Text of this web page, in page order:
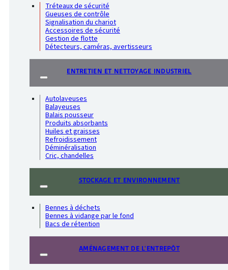
Tréteaux de sécurité
Gueuses de contrôle
Signalisation du chariot
Accessoires de sécurité
Gestion de flotte
Détecteurs, caméras, avertisseurs
ENTRETIEN ET NETTOYAGE INDUSTRIEL
Autolaveuses
Balayeuses
Balais pousseur
Produits absorbants
Huiles et graisses
Refroidissement
Déminéralisation
Cric, chandelles
STOCKAGE ET ENVIRONNEMENT
Bennes à déchets
Bennes à vidange par le fond
Bacs de rétention
AMÉNAGEMENT DE L'ENTREPÔT